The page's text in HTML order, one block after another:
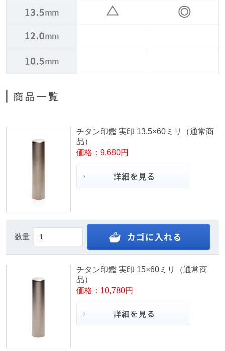
チタン印鑑 実印 13.5×60ミリ（通常商
品）
価格：9,680円
数量
チタン印鑑 実印 15×60ミリ（通常商
品）
価格：10,780円